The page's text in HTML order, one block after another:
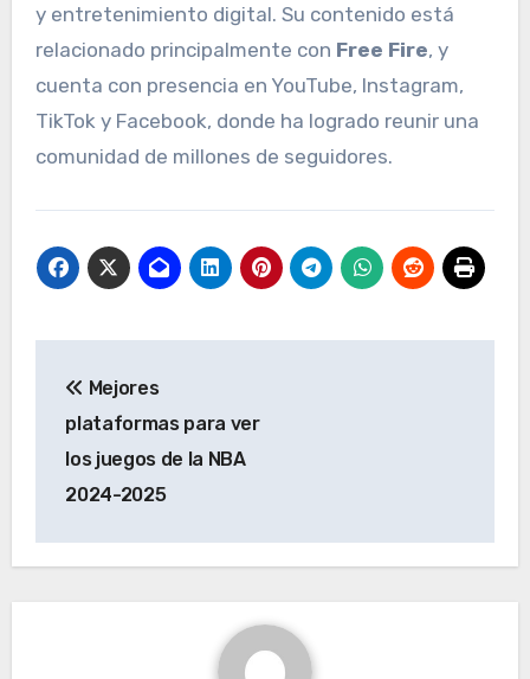
y entretenimiento digital. Su contenido está
relacionado principalmente con Free Fire, y
cuenta con presencia en YouTube, Instagram,
TikTok y Facebook, donde ha logrado reunir una
comunidad de millones de seguidores.
navigation
Mejores
plataformas para ver
los juegos de la NBA
2024-2025